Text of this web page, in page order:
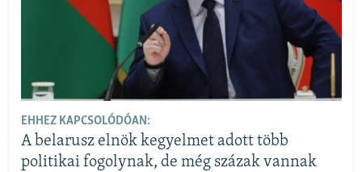
EHHEZ KAPCSOLÓDÓAN:
A belarusz elnök kegyelmet adott több
politikai fogolynak, de még százak vannak